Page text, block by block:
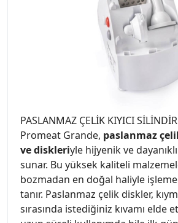
PASLANMAZ ÇELİK KIYICI
Promeat Grande, paslanmaz
ve diskleriyle hijyenik ve
sunar. Bu yüksek kaliteli
bozmadan en doğal haliyle
tanır. Paslanmaz çelik diskler,
sırasında istediğiniz kıvamı elde